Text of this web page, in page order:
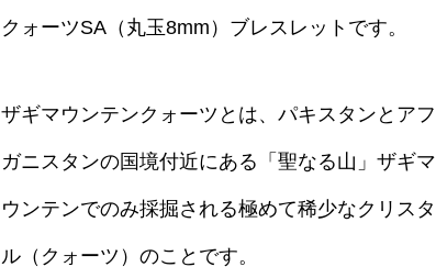
クォーツSA（丸玉8mm）ブレスレットです。
ザギマウンテンクォーツとは、パキスタンとアフ
ガニスタンの国境付近にある「聖なる山」ザギマ
ウンテンでのみ採掘される極めて稀少なクリスタ
ル（クォーツ）のことです。